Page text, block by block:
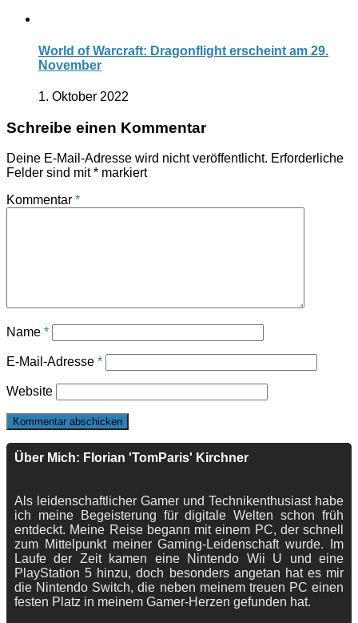
World of Warcraft: Dragonflight erscheint am 29.
November
1. Oktober 2022
Schreibe einen Kommentar
Deine E-Mail-Adresse wird nicht veröffentlicht. Erforderliche
Felder sind mit* markiert
Kommentar *
Name *
E-Mail-Adresse *
Website
Über Mich: Florian 'TomParis' Kirchner
Als leidenschaftlicher Gamer und Technikenthusiast habe
ich meine Begeisterung für digitale Welten schon früh
entdeckt. Meine Reise begann mit einem PC, der schnell
zum Mittelpunkt meiner Gaming-Leidenschaft wurde. Im
Laufe der Zeit kamen eine Nintendo Wii U und eine
PlayStation 5 hinzu, doch besonders angetan hat es mir
die Nintendo Switch, die neben meinem treuen PC einen
festen Platz in meinem Gamer-Herzen gefunden hat.